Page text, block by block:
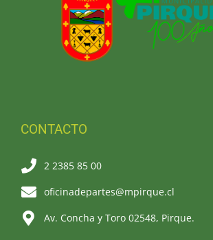
CONTACTO
2 2385 85 00
oficinadepartes@mpirque.cl
Av. Concha y Toro 02548, Pirque.